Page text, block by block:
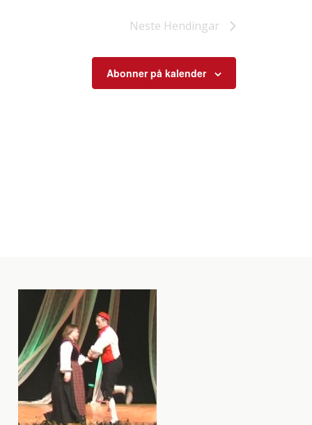
Neste Hendingar
Abonner på kalender